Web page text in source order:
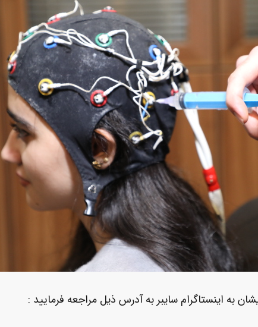
به اینستاگرام سایبر به آدرس ذیل مراجعه فرمایید :